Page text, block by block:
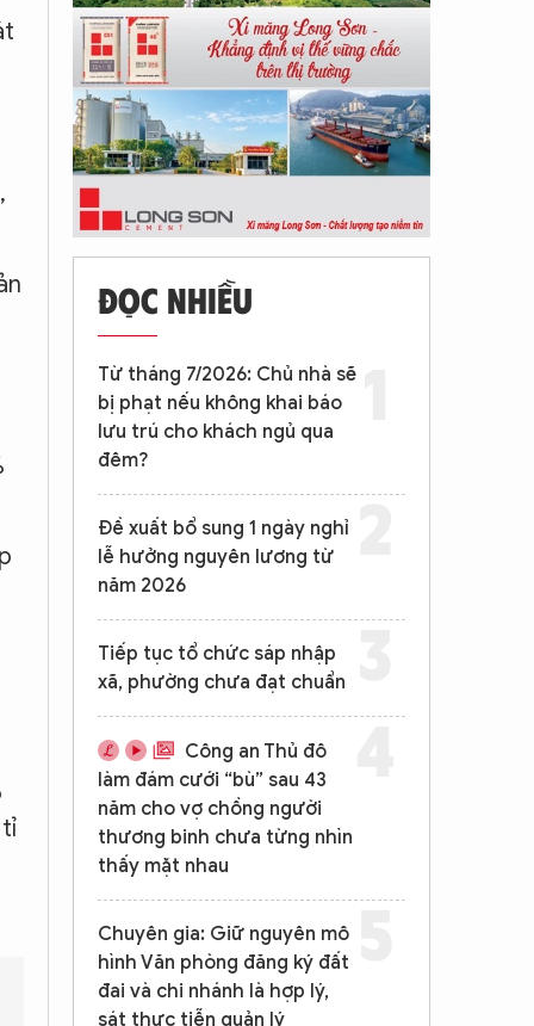
ĐỌC NHIỀU
Từ tháng 7/2026: Chủ nhà sẽ
bị phạt nếu không khai báo
lưu trú cho khách ngủ qua
đêm?
Đề xuất bổ sung 1 ngày nghỉ
lễ hưởng nguyên lương từ
năm 2026
Tiếp tục tổ chức sáp nhập
xã, phường chưa đạt chuẩn
Công an Thủ đô
làm đám cưới “bù” sau 43
năm cho vợ chồng người
thương binh chưa từng nhìn
thấy mặt nhau
Chuyên gia: Giữ nguyên mô
hình Văn phòng đăng ký đất
đai và chi nhánh là hợp lý,
sát thực tiễn quản lý